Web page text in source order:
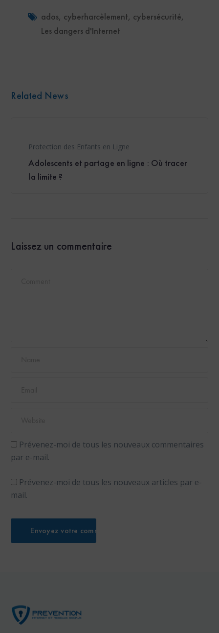
ados, cyberharcèlement, cybersécurité,
Les dangers d'Internet
Related News
Protection des Enfants en Ligne
Adolescents et partage en ligne : Où tracer
la limite ?
Laissez un commentaire
Prévenez-moi de tous les nouveaux commentaires
par e-mail.
Prévenez-moi de tous les nouveaux articles par e-
mail.